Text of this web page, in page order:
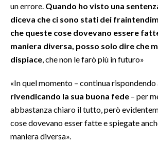
INFO AZIENDE
ABBONATI
ANNUNCI
NECROLOGI
PUBBLICITÀ
SPIAGGE
STORE
un errore. Quando ho visto una
diceva che ci sono stati dei
che queste cose dovevano essere
maniera diversa, posso solo dire che
dispiace , che non le farò più in futuro»
«In quel momento – continua rispondendo
rivendicando la sua buona fede – per
abbastanza chiaro il tutto, però
cose dovevano esser fatte e spiegate
maniera diversa».